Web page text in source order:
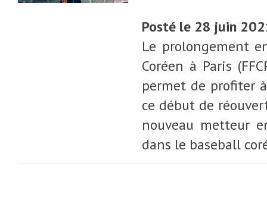
Posté le 28 juin
Le prolongement
Coréen à Paris
permet de profiter
ce début de
nouveau metteur
dans le baseball